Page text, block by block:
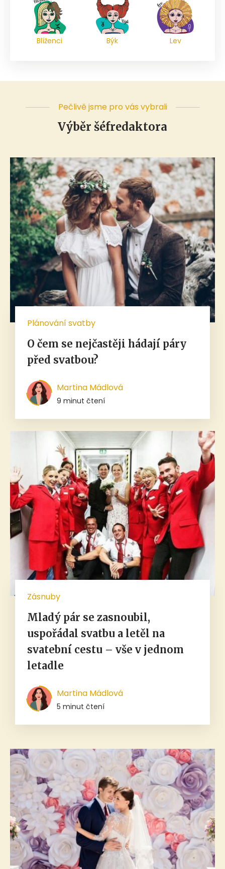
Blíženci Býk Lev
Pečlivě jsme pro vás vybrali
Výběr šéfredaktora
Plánování svatby
O čem se nejčastěji hádají páry
před svatbou?
Martina Mádlová
9 minut čtení
Zásnuby
Mladý pár se zasnoubil,
uspořádal svatbu a letěl na
svatební cestu – vše v jednom
letadle
Martina Mádlová
5 minut čtení